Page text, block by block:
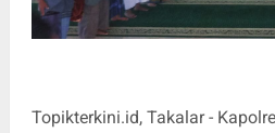
Topikterkini.id, Takalar -